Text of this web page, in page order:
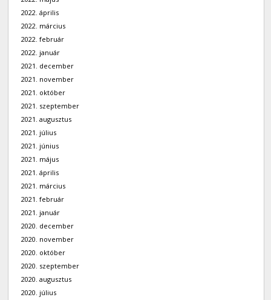
2022. április
2022. március
2022. február
2022. január
2021. december
2021. november
2021. október
2021. szeptember
2021. augusztus
2021. július
2021. június
2021. május
2021. április
2021. március
2021. február
2021. január
2020. december
2020. november
2020. október
2020. szeptember
2020. augusztus
2020. július